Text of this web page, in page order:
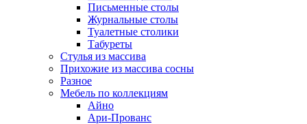
Письменные столы
Журнальные столы
Туалетные столики
Табуреты
Стулья из массива
Прихожие из массива сосны
Разное
Мебель по коллекциям
Айно
Ари-Прованс